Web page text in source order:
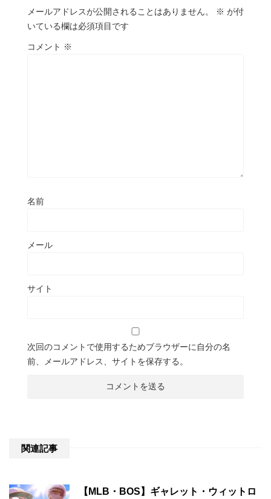
メールアドレスが公開されることはありません。 ※ が付
いている欄は必須項目です
コメント ※
名前
メール
サイト
次回のコメントで使用するためブラウザーに自分の名
前、メールアドレス、サイトを保存する。
関連記事
【MLB・BOS】ギャレット・ウィットロ